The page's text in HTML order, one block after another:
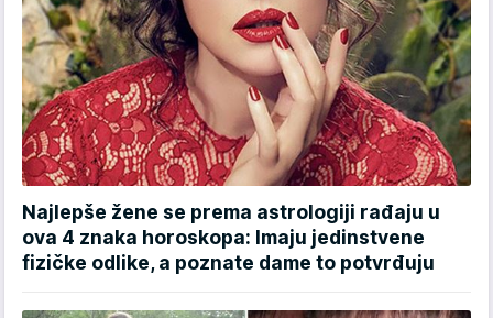
Najlepše žene se prema astrologiji rađaju u
ova 4 znaka horoskopa: Imaju jedinstvene
fizičke odlike, a poznate dame to potvrđuju